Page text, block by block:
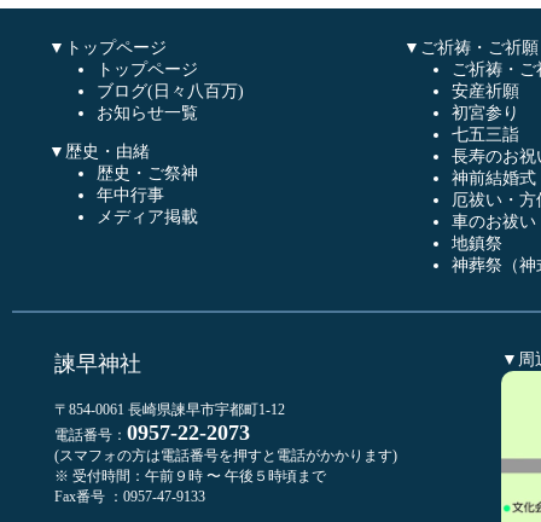
▼トップページ
トップページ
ブログ(日々八百万)
お知らせ一覧
▼歴史・由緒
歴史・ご祭神
年中行事
メディア掲載
▼ご祈祷・ご祈願
ご祈祷・
安産祈願
初宮参り
七五三詣
長寿のお祝
神前結婚式
厄祓い・方
車のお祓い
地鎮祭
神葬祭（神
諫早神社
〒854-0061 長崎県諫早市宇都町1-12
電話番号： 0957-22-2073
(スマフォの方は電話番号を押すと電話がかかります)
※ 受付時間：午前９時 〜 午後５時頃まで
Fax番号 ：0957-47-9133
▼周